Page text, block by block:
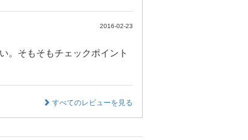
2016-02-23
。そもそもチェックポイント
すべてのレビューを見る